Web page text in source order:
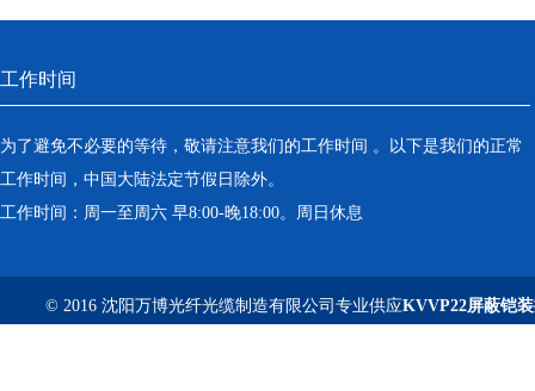
工作时间
为了避免不必要的等待，敬请注意我们的工作时间 。以下是我们的正常
工作时间，中国大陆法定节假日除外。
工作时间：周一至周六 早8:00-晚18:00。周日休息
© 2016 沈阳万博光纤光缆制造有限公司专业供应KVVP22屏蔽铠